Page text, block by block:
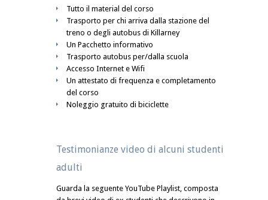
Tutto il material del corso
Trasporto per chi arriva dalla stazione del
treno o degli autobus di Killarney
Un Pacchetto informativo
Trasporto autobus per/dalla scuola
Accesso Internet e Wifi
Un attestato di frequenza e completamento
del corso
Noleggio gratuito di biciclette
Testimonianze video di alcuni studenti
adulti
Guarda la seguente YouTube Playlist, composta